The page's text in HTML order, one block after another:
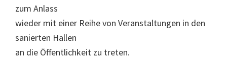
zum Anlass
wieder mit einer Reihe von Veranstaltungen in den
sanierten Hallen
an die Öffentlichkeit zu treten.